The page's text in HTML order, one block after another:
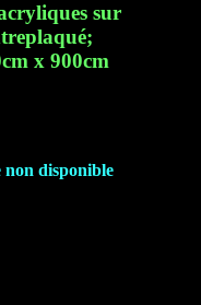
sur
x 900cm
non disponible